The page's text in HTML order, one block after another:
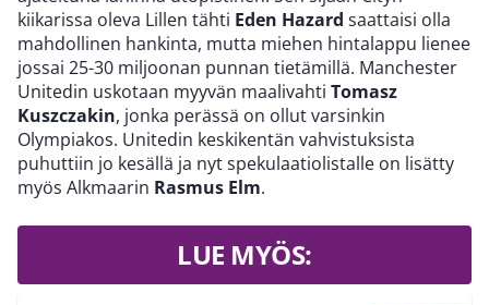
kiikarissa oleva Lillen tähti Eden Hazard saattaisi olla
mahdollinen hankinta, mutta miehen hintalappu lienee
jossai 25-30 miljoonan punnan tietämillä. Manchester
Unitedin uskotaan myyvän maalivahti Tomasz
Kuszczakin, jonka perässä on ollut varsinkin
Olympiakos. Unitedin keskikentän vahvistuksista
puhuttiin jo kesällä ja nyt spekulaatiolistalle on lisätty
myös Alkmaarin Rasmus Elm.
LUE MYÖS: